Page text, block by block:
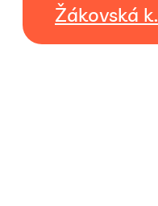
Žákovská k.